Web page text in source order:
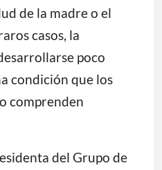
de la madre o el
casos, la
poco
condición que los
comprenden
del Grupo de